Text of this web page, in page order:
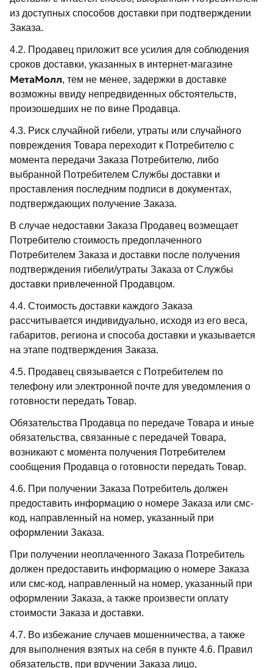
из доступных способов доставки при подтверждении
Заказа.
4.2. Продавец приложит все усилия для соблюдения
сроков доставки, указанных в интернет-магазине
МетаМолл, тем не менее, задержки в доставке
возможны ввиду непредвиденных обстоятельств,
произошедших не по вине Продавца.
4.3. Риск случайной гибели, утраты или случайного
повреждения Товара переходит к Потребителю с
момента передачи Заказа Потребителю, либо
выбранной Потребителем Службы доставки и
проставления последним подписи в документах,
подтверждающих получение Заказа.
В случае недоставки Заказа Продавец возмещает
Потребителю стоимость предоплаченного
Потребителем Заказа и доставки после получения
подтверждения гибели/утраты Заказа от Службы
доставки привлеченной Продавцом.
4.4. Стоимость доставки каждого Заказа
рассчитывается индивидуально, исходя из его веса,
габаритов, региона и способа доставки и указывается
на этапе подтверждения Заказа.
4.5. Продавец связывается с Потребителем по
телефону или электронной почте для уведомления о
готовности передать Товар.
Обязательства Продавца по передаче Товара и иные
обязательства, связанные с передачей Товара,
возникают с момента получения Потребителем
сообщения Продавца о готовности передать Товар.
4.6. При получении Заказа Потребитель должен
предоставить информацию о номере Заказа или смс-
код, направленный на номер, указанный при
оформлении Заказа.
При получении неоплаченного Заказа Потребитель
должен предоставить информацию о номере Заказа
или смс-код, направленный на номер, указанный при
оформлении Заказа, а также произвести оплату
стоимости Заказа и доставки.
4.7. Во избежание случаев мошенничества, а также
для выполнения взятых на себя в пункте 4.6. Правил
обязательств, при вручении Заказа лицо,